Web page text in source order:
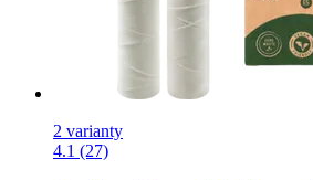
2 varianty
4.1 (27)